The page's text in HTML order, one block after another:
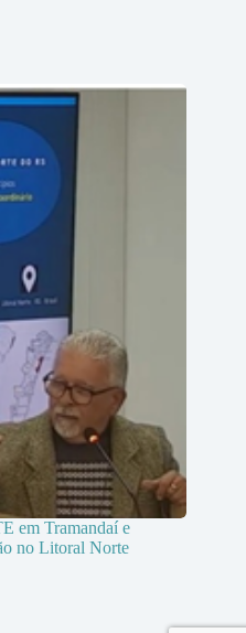
em Tramandaí e
no Litoral Norte